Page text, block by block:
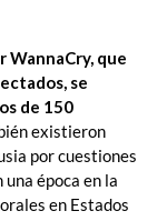
WannaCry, que
se
de 150
existieron
por cuestiones
época en la
en Estados